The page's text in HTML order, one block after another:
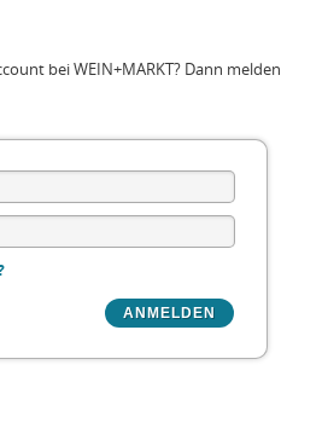
bei WEIN+MARKT? Dann melden